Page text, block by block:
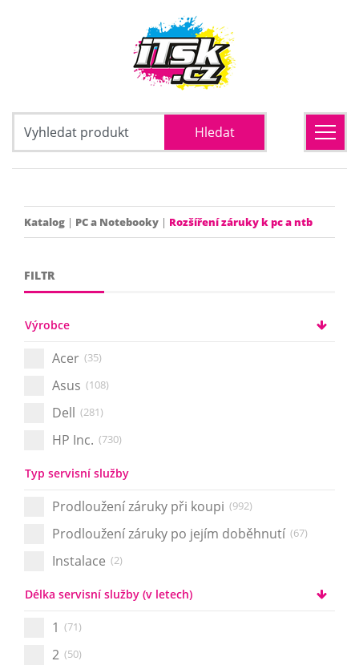
Katalog | PC a Notebooky | Rozšíření záruky k pc a ntb
FILTR
Výrobce
Acer (35)
Asus (108)
Dell (281)
HP Inc. (730)
Typ servisní služby
Prodloužení záruky při koupi (992)
Prodloužení záruky po jejím doběhnutí (67)
Instalace (2)
Délka servisní služby (v letech)
1 (71)
2 (50)